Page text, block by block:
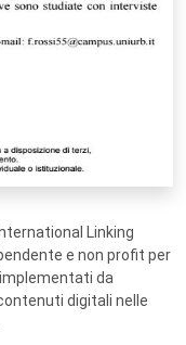
Linking
e non profit per
da
digitali nelle